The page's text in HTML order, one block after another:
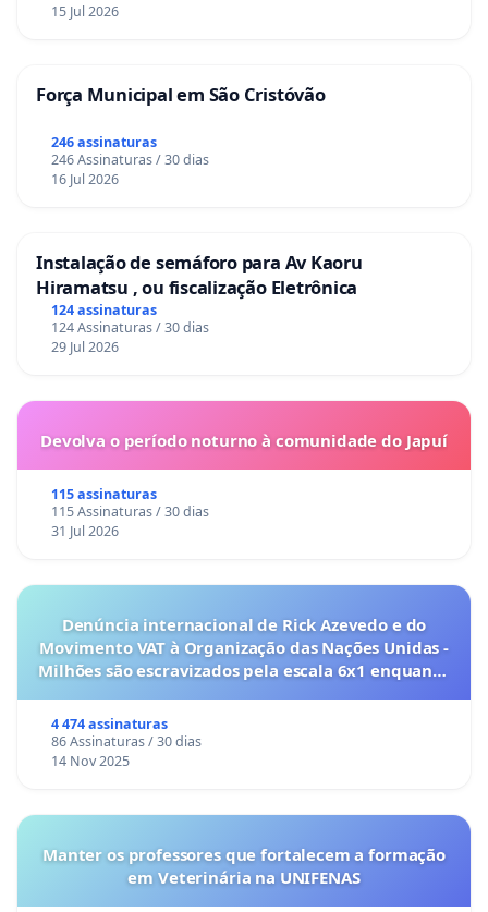
15 Jul 2026
Força Municipal em São Cristóvão
246 assinaturas
246 Assinaturas / 30 dias
16 Jul 2026
Instalação de semáforo para Av Kaoru
Hiramatsu , ou fiscalização Eletrônica
124 assinaturas
124 Assinaturas / 30 dias
29 Jul 2026
Devolva o período noturno à comunidade do Japuí
115 assinaturas
115 Assinaturas / 30 dias
31 Jul 2026
Denúncia internacional de Rick Azevedo e do
Movimento VAT à Organização das Nações Unidas -
Milhões são escravizados pela escala 6x1 enquanto
4 474 assinaturas
86 Assinaturas / 30 dias
14 Nov 2025
Manter os professores que fortalecem a formação
em Veterinária na UNIFENAS